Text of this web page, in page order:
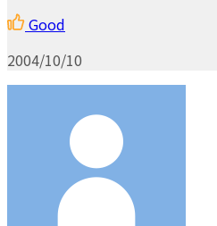
Good
2004/10/10